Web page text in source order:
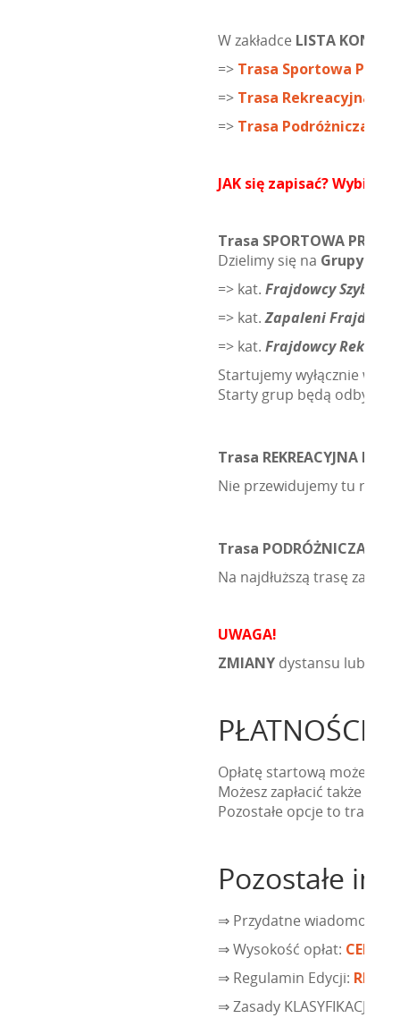
W zakładce LISTA
=> Trasa Sportowa PRO
=> Trasa Rekreacyjna
=> Trasa Podróżnicza
JAK się zapisać?
Trasa SPORTOWA PRO
Dzielimy się na Grupy
=> kat. Frajdowcy
=> kat.Zapaleni Frajdowcy
=> kat. Frajdowcy
Startujemy wyłącznie w
Starty grup będą
Trasa REKREACYJNA MINI
Nie przewidujemy tu
Trasa PODRÓŻNICZA GT
Na najdłuższą trasę
UWAGA!
ZMIANY dystansu lub
PŁATNOŚCI
Opłatę startową możesz
Możesz zapłacić także
Pozostałe opcje to
Pozostałe
⇒ Przydatne wiadomości i
⇒ Wysokość opłat: CENNIK
⇒ Regulamin Edycji:
⇒ Zasady KLASYFIKACJI